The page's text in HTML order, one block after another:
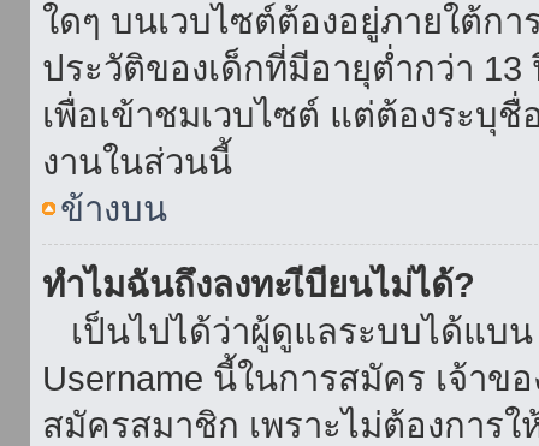
ใดๆ บนเวบไซต์ต้องอยู่ภายใต้ก
ประวัติของเด็กที่มีอายุต่ำกว่า
เพื่อเข้าชมเวบไซต์ แต่ต้องระบุ
งานในส่วนนี้
ข้างบน
ทำไมฉันถึงลงทะเีบียนไม่ได้?
เป็นไปได้ว่าผู้ดูแลระบบได้แบ
Username นี้ในการสมัคร เจ้าข
สมัครสมาชิก เพราะไม่ต้องการ